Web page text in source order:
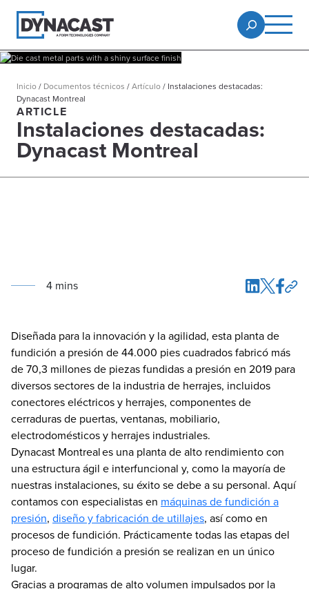
Inicio/ Documentos técnicos /Artículo/ Instalaciones destacadas:
Dynacast Montreal
ARTICLE
Instalaciones destacadas:
Dynacast Montreal
4 mins
Diseñada para la innovación y la agilidad, esta planta de
fundición a presión de 44.000 pies cuadrados fabricó más
de 70,3 millones de piezas fundidas a presión en 2019 para
diversos sectores de la industria de herrajes, incluidos
conectores eléctricos y herrajes, componentes de
cerraduras de puertas, ventanas, mobiliario,
electrodomésticos y herrajes industriales.
Dynacast Montreal es una planta de alto rendimiento con
una estructura ágil e interfuncional y, como la mayoría de
nuestras instalaciones, su éxito se debe a su personal. Aquí
contamos con especialistas en máquinas de fundición a
presión, diseño y fabricación de utillajes, así como en
procesos de fundición. Prácticamente todas las etapas del
proceso de fundición a presión se realizan en un único
lugar.
Gracias a programas de alto volumen impulsados por la